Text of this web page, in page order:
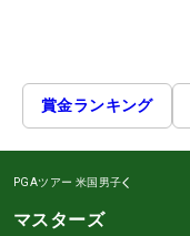
賞金ランキング
PGAツアー 米国男子
マスターズ